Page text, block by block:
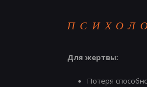
Для жертвы:
Потеря